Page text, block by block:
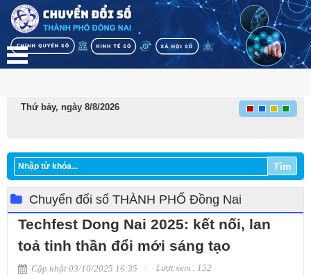
Thứ bảy, ngày 8/8/2026
Tìm
Chuyển đổi số THÀNH PHỐ Đồng Nai
Techfest Dong Nai 2025: kết nối, lan
toả tinh thần đổi mới sáng tạo
Cập nhật 03/10/2025 16:35
Lượt xem : 152